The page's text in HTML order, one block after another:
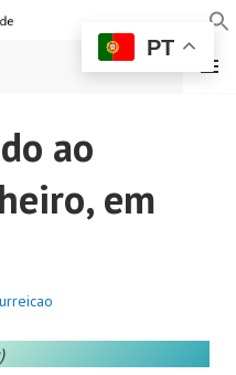
DE
PAREDE
MENU
ao
em
PT